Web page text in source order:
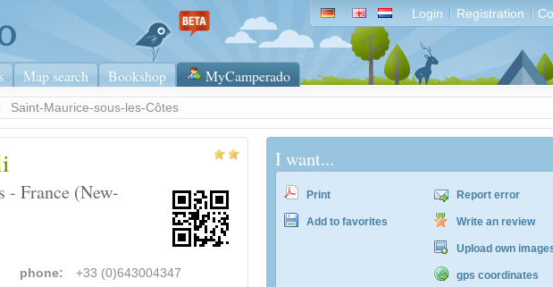
Login Registration
Map search Bookshop MyCamperado
Saint-Maurice-sous-les-Côtes
- France (New-
phone: +33 (0)643004347
I want...
Print
Add to favorites
Report error
Write an review
Upload own
gps coordinates